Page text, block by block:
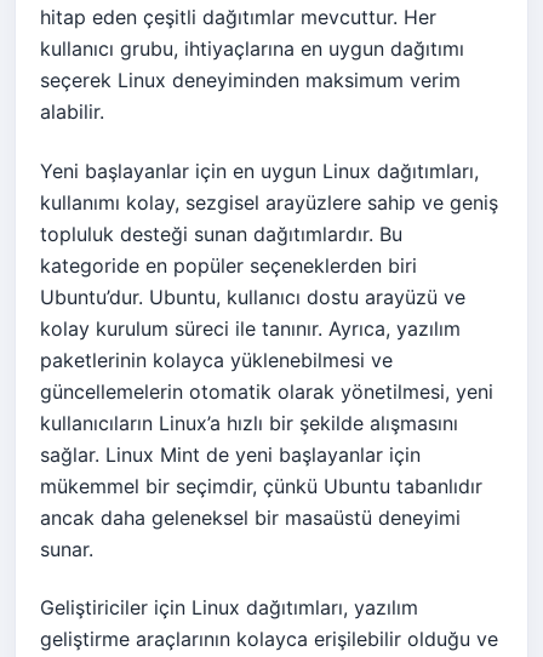
hitap eden çeşitli dağıtımlar mevcuttur. Her
kullanıcı grubu, ihtiyaçlarına en uygun dağıtımı
seçerek Linux deneyiminden maksimum verim
alabilir.
Yeni başlayanlar için en uygun Linux dağıtımları,
kullanımı kolay, sezgisel arayüzlere sahip ve geniş
topluluk desteği sunan dağıtımlardır. Bu
kategoride en popüler seçeneklerden biri
Ubuntu’dur. Ubuntu, kullanıcı dostu arayüzü ve
kolay kurulum süreci ile tanınır. Ayrıca, yazılım
paketlerinin kolayca yüklenebilmesi ve
güncellemelerin otomatik olarak yönetilmesi, yeni
kullanıcıların Linux’a hızlı bir şekilde alışmasını
sağlar. Linux Mint de yeni başlayanlar için
mükemmel bir seçimdir, çünkü Ubuntu tabanlıdır
ancak daha geleneksel bir masaüstü deneyimi
sunar.
Geliştiriciler için Linux dağıtımları, yazılım
geliştirme araçlarının kolayca erişilebilir olduğu ve